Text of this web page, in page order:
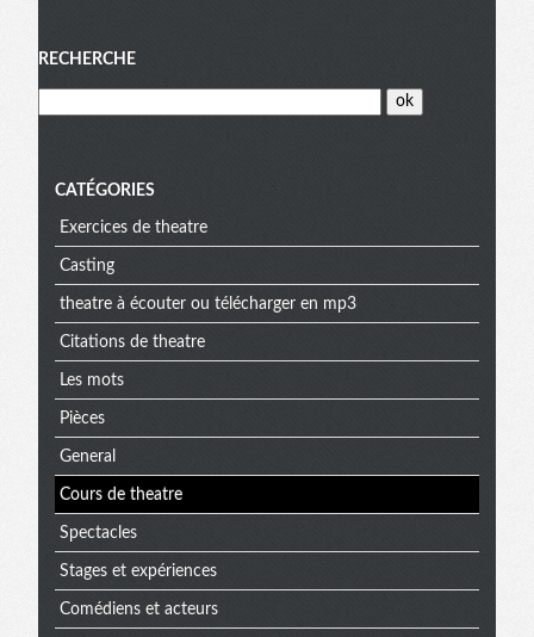
Menu
RECHERCHE
CATÉGORIES
Exercices de theatre
Casting
theatre à écouter ou télécharger en mp3
Citations de theatre
Les mots
Pièces
General
Cours de theatre
Spectacles
Stages et expériences
Comédiens et acteurs